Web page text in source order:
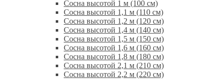
Сосна высотой 1 м (100 см)
Сосна высотой 1,1 м (110 см)
Сосна высотой 1,2 м (120 см)
Сосна высотой 1,4 м (140 см)
Сосна высотой 1,5 м (150 см)
Сосна высотой 1,6 м (160 см)
Сосна высотой 1,8 м (180 см)
Сосна высотой 2,1 м (210 см)
Сосна высотой 2,2 м (220 см)